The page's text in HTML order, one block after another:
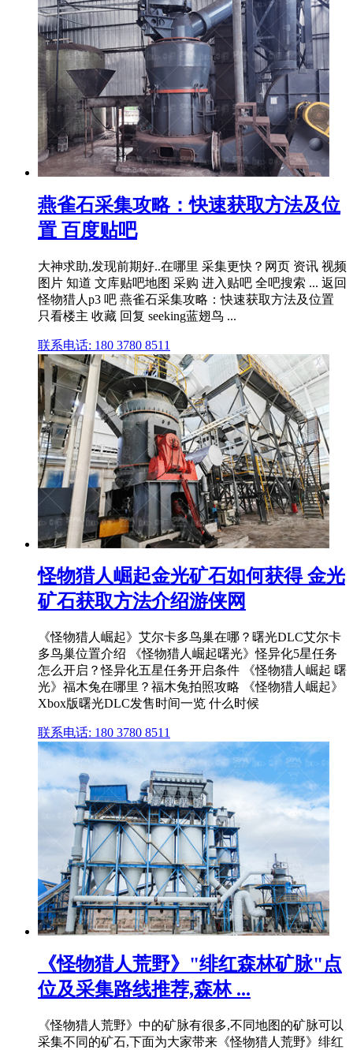
燕雀石采集攻略：快速获取方法及位
置 百度贴吧
大神求助,发现前期好..在哪里 采集更快？网页 资讯 视频
图片 知道 文库贴吧地图 采购 进入贴吧 全吧搜索 ... 返回
怪物猎人p3 吧 燕雀石采集攻略：快速获取方法及位置
只看楼主 收藏 回复 seeking蓝翅鸟 ...
联系电话: 180 3780 8511
怪物猎人崛起金光矿石如何获得 金光
矿石获取方法介绍游侠网
《怪物猎人崛起》艾尔卡多鸟巢在哪？曙光DLC艾尔卡
多鸟巢位置介绍 《怪物猎人崛起曙光》怪异化5星任务
怎么开启？怪异化五星任务开启条件 《怪物猎人崛起 曙
光》福木兔在哪里？福木兔拍照攻略 《怪物猎人崛起》
Xbox版曙光DLC发售时间一览 什么时候
联系电话: 180 3780 8511
《怪物猎人荒野》"绯红森林矿脉"点
位及采集路线推荐,森林 ...
《怪物猎人荒野》中的矿脉有很多,不同地图的矿脉可以
采集不同的矿石,下面为大家带来《怪物猎人荒野》绯红